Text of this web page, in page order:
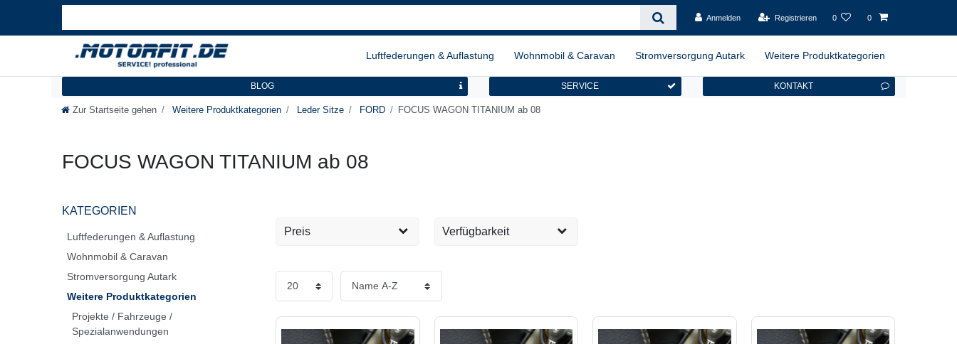
Anmelden Registrieren 0 0
Luftfederungen & Auflastung Wohnmobil & Caravan Stromversorgung Autark Weitere Produktkategorien
BLOG SERVICE KONTAKT
Zur Startseite gehen Weitere Produktkategorien Leder Sitze FORD FOCUS WAGON TITANIUM ab 08
FOCUS WAGON TITANIUM ab 08
KATEGORIEN
Luftfederungen & Auflastung
Wohnmobil & Caravan
Stromversorgung Autark
Weitere Produktkategorien
Projekte / Fahrzeuge /
Spezialanwendungen
Preis Verfügbarkeit